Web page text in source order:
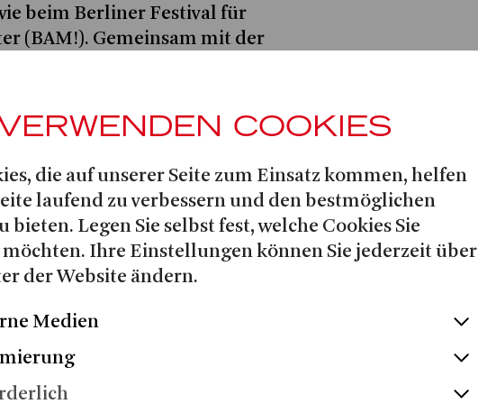
beim Berliner Festival für
(BAM!). Gemeinsam mit der
von
und beschloss damit das
an der Harvard University
an der University of
sie als
in Boston und Berlin, unter
Streamingdienst für
COOKIES
die auf unserer Seite zum Einsatz kommen, helfen
laufend zu verbessern und den bestmöglichen
bieten. Legen Sie selbst fest, welche Cookies Sie
möchten. Ihre Einstellungen können Sie jederzeit über
der Website ändern.
Medien